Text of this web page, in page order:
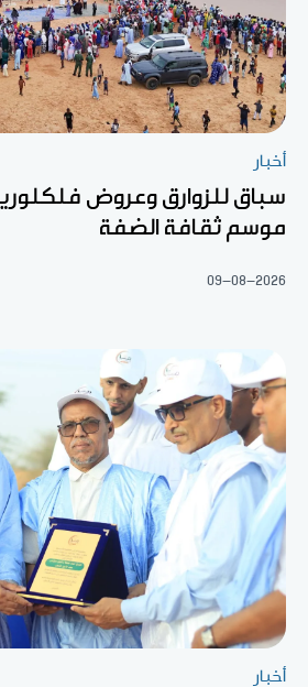
أخبار
سباق للزوارق وعروض
موسم ثقافة الضفة
09-08-2026
أخبار